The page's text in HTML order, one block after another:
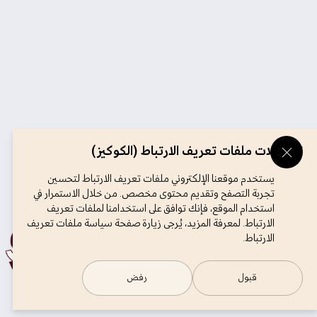
تفضيلات ملفات تعريف الارتباط (الكوكيز)
يستخدم موقعنا الإلكتروني ملفات تعريف الارتباط لتحسين
تجربة التصفح وتقديم محتوى مخصص. من خلال الاستمرار في
استخدام الموقع، فإنك توافق على استخدامنا لملفات تعريف
الارتباط. لمعرفة المزيد، يُرجى زيارة صفحة سياسة ملفات تعريف
الارتباط.
قبول رفض